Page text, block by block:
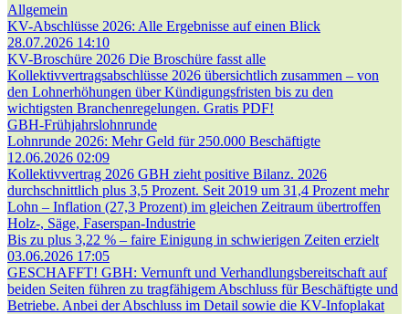
Allgemein
KV-Abschlüsse 2026: Alle Ergebnisse auf einen Blick
28.07.2026 14:10
KV-Broschüre 2026 Die Broschüre fasst alle
Kollektivvertragsabschlüsse 2026 übersichtlich zusammen – von
den Lohnerhöhungen über Kündigungsfristen bis zu den
wichtigsten Branchenregelungen. Gratis PDF!
GBH-Frühjahrslohnrunde
Lohnrunde 2026: Mehr Geld für 250.000 Beschäftigte
12.06.2026 02:09
Kollektivvertrag 2026 GBH zieht positive Bilanz. 2026
durchschnittlich plus 3,5 Prozent. Seit 2019 um 31,4 Prozent mehr
Lohn – Inflation (27,3 Prozent) im gleichen Zeitraum übertroffen
Holz-, Säge, Faserspan-Industrie
Bis zu plus 3,22 % – faire Einigung in schwierigen Zeiten erzielt
03.06.2026 17:05
GESCHAFFT! GBH: Vernunft und Verhandlungsbereitschaft auf
beiden Seiten führen zu tragfähigem Abschluss für Beschäftigte und
Betriebe. Anbei der Abschluss im Detail sowie die KV-Infoplakat